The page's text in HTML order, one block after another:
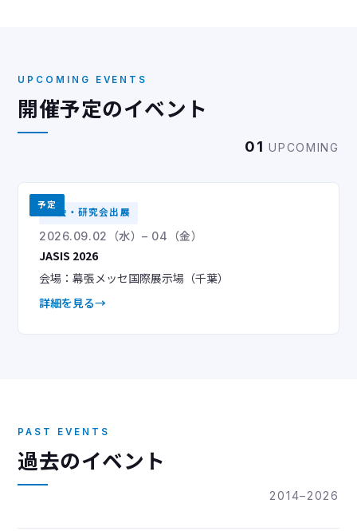
UPCOMING EVENTS
開催予定のイベント
01 UPCOMING
予定
学会・研究会出展
2026.09.02（水）– 04（金）
JASIS 2026
会場：幕張メッセ国際展示場（千葉）
詳細を見る
PAST EVENTS
過去のイベント
2014–2026